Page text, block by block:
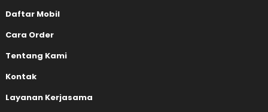
Daftar Mobil
Cara Order
Tentang Kami
Kontak
Layanan Kerjasama